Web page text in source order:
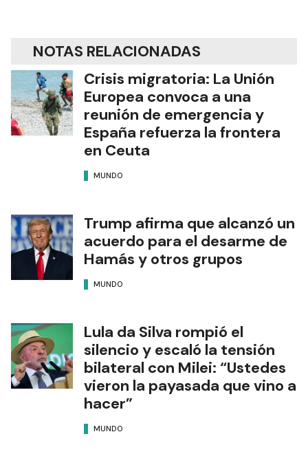
NOTAS RELACIONADAS
Crisis migratoria: La Unión
Europea convoca a una
reunión de emergencia y
España refuerza la frontera
en Ceuta
MUNDO
Trump afirma que alcanzó un
acuerdo para el desarme de
Hamás y otros grupos
MUNDO
Lula da Silva rompió el
silencio y escaló la tensión
bilateral con Milei: “Ustedes
vieron la payasada que vino a
hacer”
MUNDO